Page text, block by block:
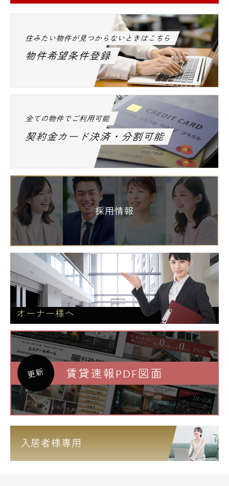
住みたい物件が見つからないときはこちら
物件希望条件登録
全ての物件でご利用可能
契約金カード決済・分割可能
採用情報
オーナー様へ
更新 賃貸速報PDF図面
入居者様専用